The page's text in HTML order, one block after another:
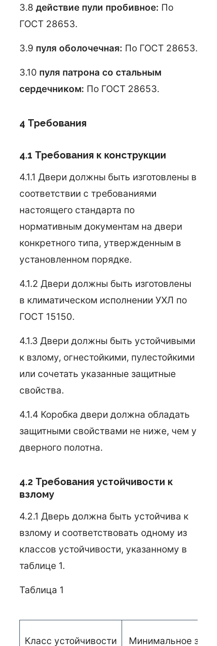
3.8 действие пули пробивное: По
ГОСТ 28653.
3.9 пуля оболочечная: По ГОСТ 28653.
3.10 пуля патрона со стальным
сердечником: По ГОСТ 28653.
4 Требования
4.1 Требования к конструкции
4.1.1 Двери должны быть изготовлены в
соответствии с требованиями
настоящего стандарта по
нормативным документам на двери
конкретного типа, утвержденным в
установленном порядке.
4.1.2 Двери должны быть изготовлены
в климатическом исполнении УХЛ по
ГОСТ 15150.
4.1.3 Двери должны быть устойчивыми
к взлому, огнестойкими, пулестойкими
или сочетать указанные защитные
свойства.
4.1.4 Коробка двери должна обладать
защитными свойствами не ниже, чем у
дверного полотна.
4.2 Требования устойчивости к
взлому
4.2.1 Дверь должна быть устойчива к
взлому и соответствовать одному из
классов устойчивости, указанному в
таблице 1.
Таблица 1
Класс устойчивости Минимальное